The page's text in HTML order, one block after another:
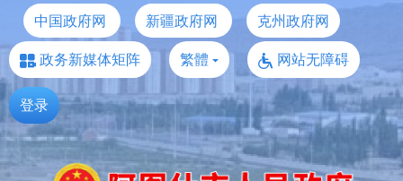
中国政府网 新疆政府网
克州政府网
政务新媒体矩阵
繁體 网站无障碍
登录